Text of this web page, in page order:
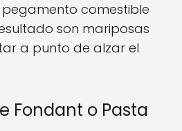
comestible
son mariposas
a punto de alzar el
Fondant o Pasta